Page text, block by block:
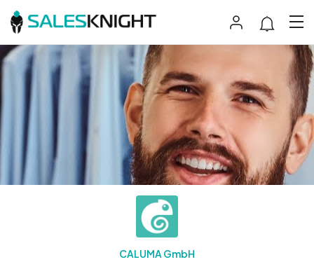
CALUMA GmbH